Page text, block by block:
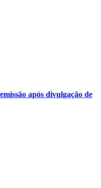
após divulgação de